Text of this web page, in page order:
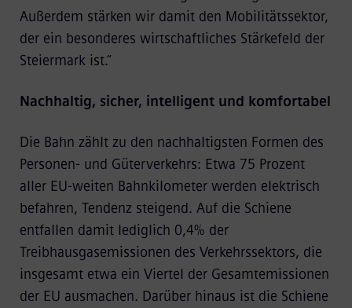
Außerdem stärken wir damit den Mobilitätssektor,
der ein besonderes wirtschaftliches Stärkefeld der
Steiermark ist.“
Nachhaltig, sicher, intelligent und komfortabel
Die Bahn zählt zu den nachhaltigsten Formen des
Personen- und Güterverkehrs: Etwa 75 Prozent
aller EU-weiten Bahnkilometer werden elektrisch
befahren, Tendenz steigend. Auf die Schiene
entfallen damit lediglich 0,4% der
Treibhausgasemissionen des Verkehrssektors, die
insgesamt etwa ein Viertel der Gesamtemissionen
der EU ausmachen. Darüber hinaus ist die Schiene